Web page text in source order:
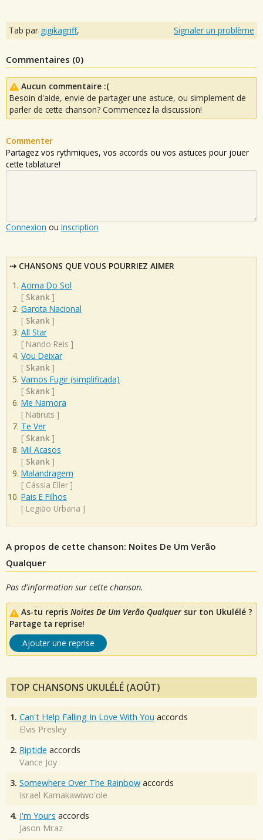
Tab par gigikagriff, Signaler un problème
Commentaires (0)
Aucun commentaire :(
Besoin d'aide, envie de partager une astuce, ou simplement de
parler de cette chanson? Commencez la discussion!
Commenter
Partagez vos rythmiques, vos accords ou vos astuces pour jouer
cette tablature!
Connexion ou Inscription
CHANSONS QUE VOUS POURRIEZ AIMER
Acima Do Sol
[ Skank ]
Garota Nacional
[ Skank ]
All Star
[ Nando Reis ]
Vou Deixar
[ Skank ]
Vamos Fugir (simplificada)
[ Skank ]
Me Namora
[ Natiruts ]
Te Ver
[ Skank ]
Mil Acasos
[ Skank ]
Malandragem
[ Cássia Eller ]
Pais E Filhos
[ Legião Urbana ]
A propos de cette chanson: Noites De Um Verão
Qualquer
Pas d'information sur cette chanson.
As-tu repris Noites De Um Verão Qualquer sur ton Ukulélé ?
Partage ta reprise!
Ajouter une reprise
TOP CHANSONS UKULÉLÉ (AOÛT)
1. Can't Help Falling In Love With You accords
Elvis Presley
2. Riptide accords
Vance Joy
3. Somewhere Over The Rainbow accords
Israel Kamakawiwo'ole
4. I'm Yours accords
Jason Mraz